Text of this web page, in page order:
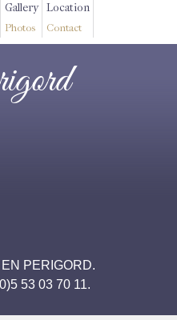
Gallery
Photos
Location
Contact
PERIGORD.
53 03 70 11.